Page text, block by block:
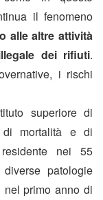
il fenomeno
alle altre attività
dei rifiuti.
i rischi
superiore di
mortalità e di
nei 55
patologie
primo anno di